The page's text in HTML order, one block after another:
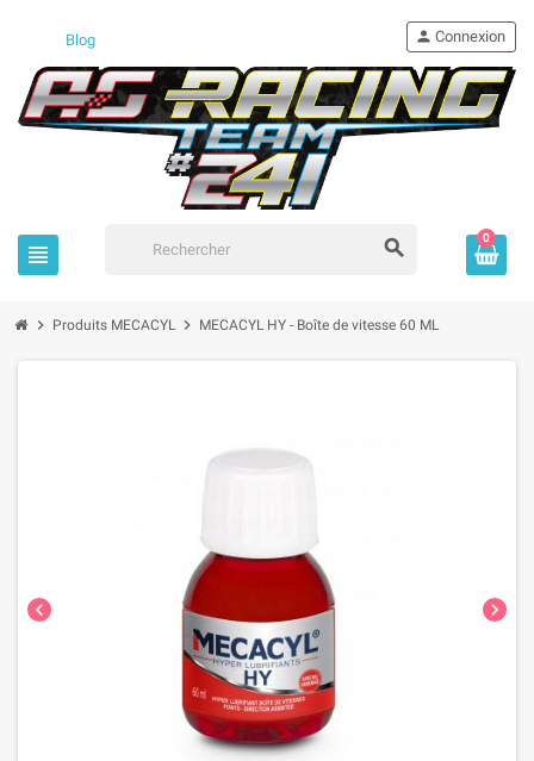
Blog
view_headline search
person Connexion
0
chevron_right Produits MECACYL chevron_right MECACYL HY - Boîte de vitesse 60 ML
chevron_left chevron_right